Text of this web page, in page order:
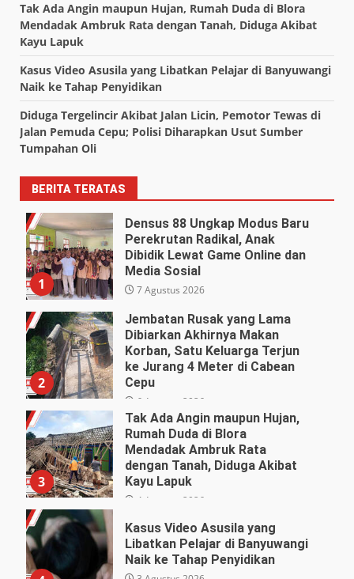
Tak Ada Angin maupun Hujan, Rumah Duda di Blora
Mendadak Ambruk Rata dengan Tanah, Diduga Akibat
Kayu Lapuk
Kasus Video Asusila yang Libatkan Pelajar di Banyuwangi
Naik ke Tahap Penyidikan
Diduga Tergelincir Akibat Jalan Licin, Pemotor Tewas di
Jalan Pemuda Cepu; Polisi Diharapkan Usut Sumber
Tumpahan Oli
BERITA TERATAS
1
Densus 88 Ungkap Modus Baru
Perekrutan Radikal, Anak
Dibidik Lewat Game Online dan
Media Sosial
7 Agustus 2026
2
Jembatan Rusak yang Lama
Dibiarkan Akhirnya Makan
Korban, Satu Keluarga Terjun
ke Jurang 4 Meter di Cabean
Cepu
6 Agustus 2026
3
Tak Ada Angin maupun Hujan,
Rumah Duda di Blora
Mendadak Ambruk Rata
dengan Tanah, Diduga Akibat
Kayu Lapuk
4 Agustus 2026
Kasus Video Asusila yang
Libatkan Pelajar di Banyuwangi
Naik ke Tahap Penyidikan